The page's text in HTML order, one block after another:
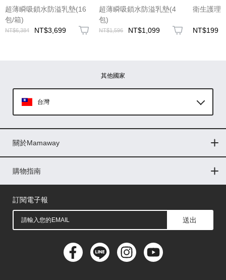
超薄瞬吸鎖水防溢乳墊(16
包/箱)
NT$6,384 NT$3,699
超薄瞬吸鎖水防溢乳墊(4
包)
NT$1,596 NT$1,099
衛生護理
NT$199
其他國家
台灣
印尼
菲律賓
馬來西亞
關於Mamaway
門市據點
最新消息
品牌故事
人力招募
媒體花絮
隱私權聲明
CSR企業社會責任
購物指南
購物常見問題
退換貨問題
儲值金使用條款
購買儲值金
發票問題
會員權益
線上留言
吸乳器-免費體驗
訂閱電子報
送出